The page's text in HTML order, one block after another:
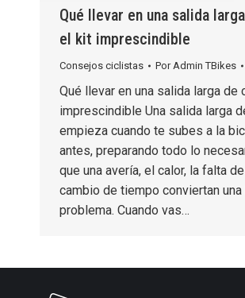
Qué llevar en una salida
el kit imprescindible
Consejos ciclistas Por Admin TBikes
Qué llevar en una salida larga de
imprescindible Una salida larga
empieza cuando te subes a la
antes, preparando todo lo
que una avería, el calor, la falta
cambio de tiempo conviertan una
problema. Cuando vas…